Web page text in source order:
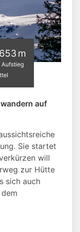
653 m
Aufstieg
auf
Sie startet
will
zur Hütte
sich auch